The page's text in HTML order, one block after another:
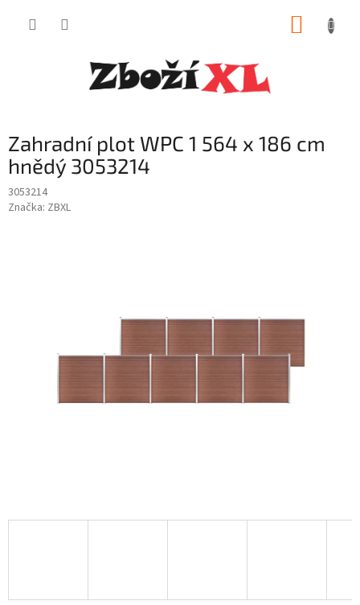
Zahradní plot WPC 1 564 x 186 cm
hnědý 3053214
3053214
Značka: ZBXL